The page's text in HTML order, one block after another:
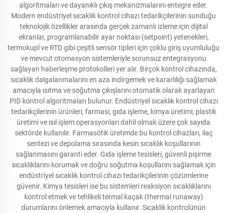
algoritmaları ve dayanıklı çıkış mekanizmalarını entegre eder.
Modern endüstriyel sıcaklık kontrol cihazı tedarikçilerinin sunduğu
teknolojik özellikler arasında gerçek zamanlı izleme için dijital
ekranlar, programlanabilir ayar noktası (setpoint) yetenekleri,
termokupl ve RTD gibi çeşitli sensör tipleri için çoklu giriş uyumluluğu
ve mevcut otomasyon sistemleriyle sorunsuz entegrasyonu
sağlayan haberleşme protokolleri yer alır. Birçok kontrol cihazında,
sıcaklık dalgalanmalarını en aza indirgemek ve kararlılığı sağlamak
amacıyla ısıtma ve soğutma çıkışlarını otomatik olarak ayarlayan
PID kontrol algoritmaları bulunur. Endüstriyel sıcaklık kontrol cihazı
tedarikçilerinin ürünleri, farmasi, gıda işleme, kimya üretimi, plastik
üretimi ve ısıl işlem operasyonları dahil olmak üzere çok sayıda
sektörde kullanılır. Farmasötik üretimde bu kontrol cihazları, ilaç
sentezi ve depolama sırasında kesin sıcaklık koşullarının
sağlanmasını garanti eder. Gıda işleme tesisleri, güvenli pişirme
sıcaklıklarını korumak ve doğru soğutma koşullarını sağlamak için
endüstriyel sıcaklık kontrol cihazı tedarikçilerinin çözümlerine
güvenir. Kimya tesisleri ise bu sistemleri reaksiyon sıcaklıklarını
kontrol etmek ve tehlikeli termal kaçak (thermal runaway)
durumlarını önlemek amacıyla kullanır. Sıcaklık kontrolünün